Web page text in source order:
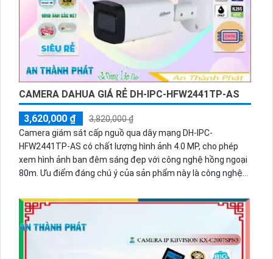
CAMERA DAHUA GIÁ RẺ DH-IPC-HFW2441TP-AS
3,620,000 ₫
3,820,000 ₫
Camera giám sát cấp nguồ qua dây mạng DH-IPC-
HFW2441TP-AS có chất lượng hình ảnh 4.0 MP, cho phép
xem hình ảnh ban đêm sáng đẹp với công nghệ hồng ngoại
80m. Ưu điểm đáng chú ý của sản phẩm này là công nghệ
thông minh Smart IR. Camera dễ dàng lắp đặt ở ngoài trời
nhờ thân kim loại chắc chắn. Ngoài ra, camera còn tích hợp
chức năng báo động chống trộm PIR, đảm bảo hiệu quả mọi
lúc, giúp bảo vệ an toàn cho ngôi nhà hoặc công ty.